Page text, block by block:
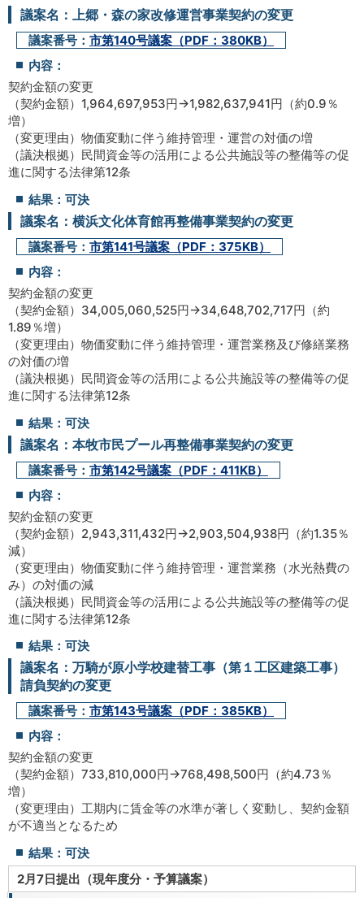
議案名：上郷・森の家改修運営事業契約の変更
議案番号： 市第140号議案（PDF：380KB）
内容：
契約金額の変更
（契約金額）1,964,697,953円→1,982,637,941円（約0.9％
増）
（変更理由）物価変動に伴う維持管理・運営の対価の増
（議決根拠）民間資金等の活用による公共施設等の整備等の促
進に関する法律第12条
結果：可決
議案名：横浜文化体育館再整備事業契約の変更
議案番号： 市第141号議案（PDF：375KB）
内容：
契約金額の変更
（契約金額）34,005,060,525円→34,648,702,717円（約
1.89％増）
（変更理由）物価変動に伴う維持管理・運営業務及び修繕業務
の対価の増
（議決根拠）民間資金等の活用による公共施設等の整備等の促
進に関する法律第12条
結果：可決
議案名：本牧市民プール再整備事業契約の変更
議案番号： 市第142号議案（PDF：411KB）
内容：
契約金額の変更
（契約金額）2,943,311,432円→2,903,504,938円（約1.35％
減）
（変更理由）物価変動に伴う維持管理・運営業務（水光熱費の
み）の対価の減
（議決根拠）民間資金等の活用による公共施設等の整備等の促
進に関する法律第12条
結果：可決
議案名：万騎が原小学校建替工事（第１工区建築工事）
請負契約の変更
議案番号： 市第143号議案（PDF：385KB）
内容：
契約金額の変更
（契約金額）733,810,000円→768,498,500円（約4.73％
増）
（変更理由）工期内に賃金等の水準が著しく変動し、契約金額
が不適当となるため
結果：可決
2月7日提出（現年度分・予算議案）